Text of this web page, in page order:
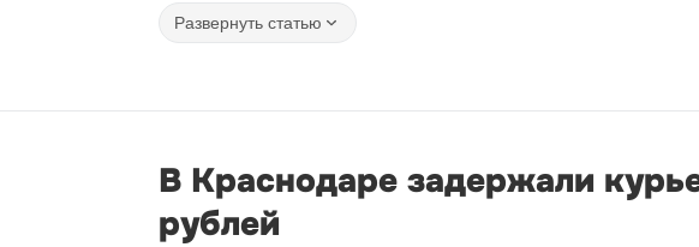
Развернуть статью
В Краснодаре задержали
рублей